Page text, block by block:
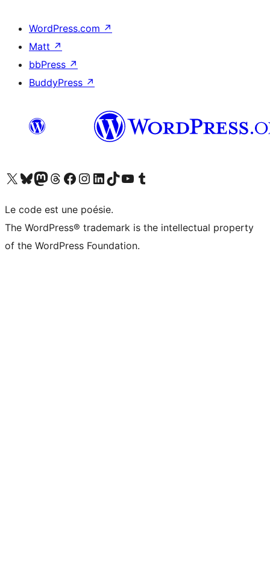
WordPress.com ↗
Matt ↗
bbPress ↗
BuddyPress ↗
Visitez notre compte X (précédemment Twitter)
Visiter notre compte Bluesky
Visiter notre compte Mastodon
Visiter notre compte Threads
Consulter notre compte Facebook
Consulter notre compte Instagram
Consulter notre compte LinkedIn
Visiter notre compte TokTok
Visiter notre chaîne YouTube
Visiter notre compte Tumblr
Le code est une poésie.
The WordPress® trademark is the intellectual property
of the WordPress Foundation.